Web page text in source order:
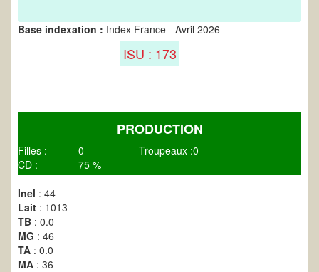
Base indexation : Index France - Avril 2026
ISU : 173
PRODUCTION
Filles : 0 Troupeaux :0
CD :
75 %
Inel : 44
Lait : 1013
TB : 0.0
MG : 46
TA : 0.0
MA : 36